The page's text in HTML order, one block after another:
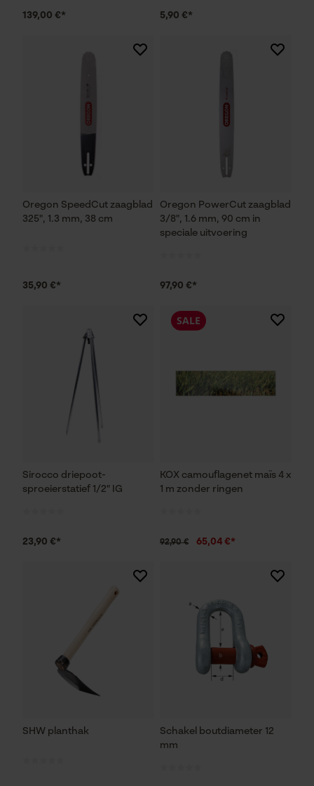
139,00 €* 5,90 €*
Oregon SpeedCut zaagblad
325", 1.3 mm, 38 cm
35,90 €*
Oregon PowerCut zaagblad
3/8", 1.6 mm, 90 cm in
speciale uitvoering
97,90 €*
Sirocco driepoot-
sproeierstatief 1/2" IG
23,90 €*
KOX camouflagenet maïs 4 x
1 m zonder ringen
SALE
92,90 € 65,04 €*
SHW planthak
Schakel boutdiameter 12
mm